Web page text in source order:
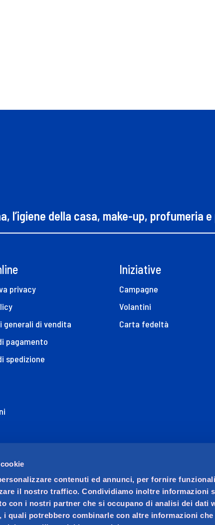
contenuti ed annunci, per fornire
il nostro traffico. Condividiamo inoltre informazioni
con i nostri partner che si occupano di analisi dei dati
i quali potrebbero combinarle con altre informazioni
l’igiene della casa, make-up, profumeria
privacy
generali di vendita
pagamento
spedizione
di Accessibilità
Iniziative
Campagne
Volantini
Carta fedeltà